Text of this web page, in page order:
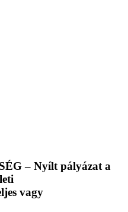
– Nyílt pályázat a
vagy